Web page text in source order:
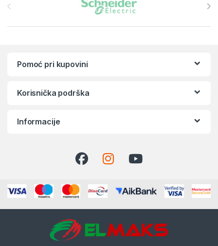
Pomoć pri kupovini
Korisnička podrška
Informacije